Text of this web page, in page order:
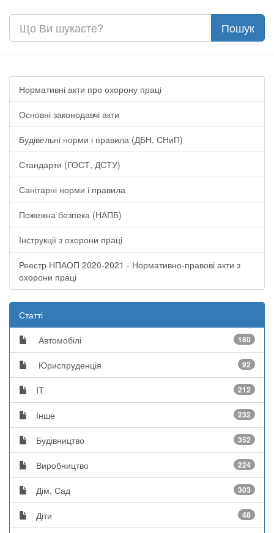
Нормативні акти про охорону праці
Основні законодавчі акти
Будівельні норми і правила (ДБН, СНиП)
Стандарти (ГОСТ, ДСТУ)
Санітарні норми і правила
Пожежна безпека (НАПБ)
Інструкції з охорони праці
Реестр НПАОП 2020-2021 - Нормативно-правові акти з
охорони праці
Статті
Автомобілі 180
Юриспруденція 92
IT 212
Інше 232
Будівництво 352
Виробництво 224
Дім, Сад 303
Діти 48